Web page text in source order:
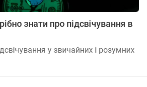
знати про підсвічування в
у звичайних і розумних